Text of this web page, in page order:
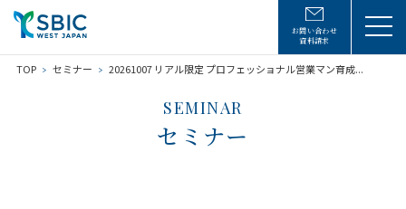
お問い合わせ
資料請求
TOP セミナー 20261007 リアル限定 プロフェッショナル営業マン育成...
SEMINAR
セミナー